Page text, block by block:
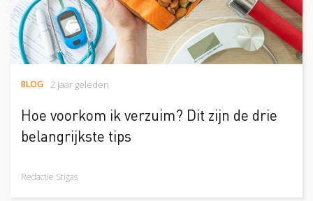
BLOG 2 jaar geleden
Hoe voorkom ik verzuim? Dit zijn de drie
belangrijkste tips
Redactie Stigas